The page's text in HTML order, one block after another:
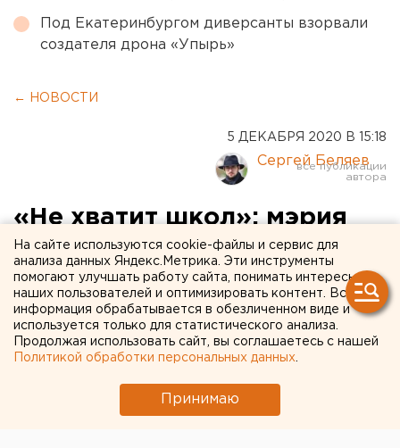
Под Екатеринбургом диверсанты взорвали
создателя дрона «Упырь»
← НОВОСТИ
5 ДЕКАБРЯ 2020 В 15:18
Сергей Беляев
«Не хватит школ»: мэрия
Екатеринбурга подвела
итоги обсуждений
застройки пустыря на
улице Фурманова
На сайте используются cookie-файлы и сервис для
анализа данных Яндекс.Метрика. Эти инструменты
помогают улучшать работу сайта, понимать интересы
наших пользователей и оптимизировать контент. Вся
информация обрабатывается в обезличенном виде и
используется только для статистического анализа.
Продолжая использовать сайт, вы соглашаетесь с нашей
Политикой обработки персональных данных
Принимаю